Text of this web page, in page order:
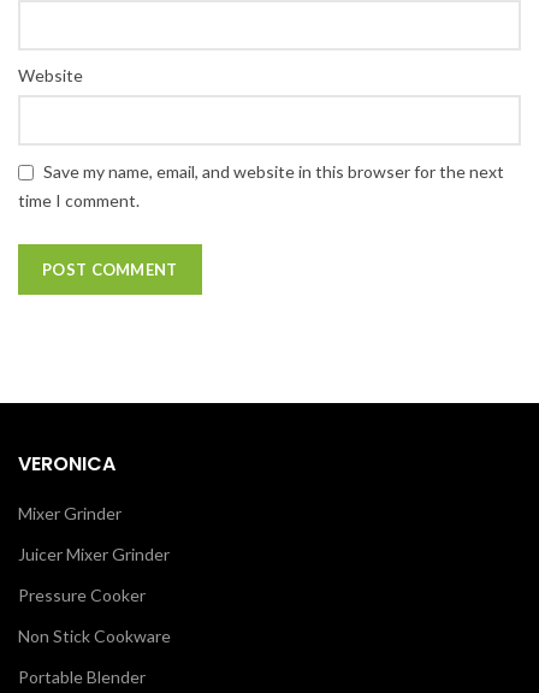
Website
Save my name, email, and website in this browser for the next
time I comment.
VERONICA
Mixer Grinder
Juicer Mixer Grinder
Pressure Cooker
Non Stick Cookware
Portable Blender